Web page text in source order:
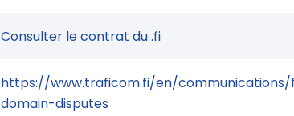
Consulter le contrat du .fi
https://www.traficom.fi/en/
domain-disputes